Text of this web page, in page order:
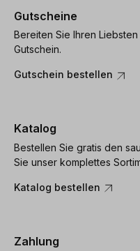
Gutscheine
Bereiten Sie Ihren
Gutschein.
Gutschein bestellen
Katalog
Bestellen Sie gratis den
Sie unser komplettes
Katalog bestellen
Zahlung